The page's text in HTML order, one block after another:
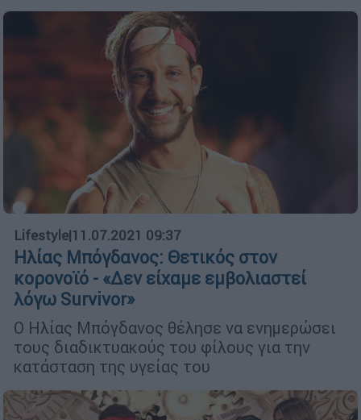
Lifestyle|11.07.2021 09:37
Ηλίας Μπόγδανος: Θετικός στον
κορονοϊό - «Δεν είχαμε εμβολιαστεί
λόγω Survivor»
Ο Ηλίας Μπόγδανος θέλησε να ενημερώσει
τους διαδικτυακούς του φίλους για την
κατάσταση της υγείας του